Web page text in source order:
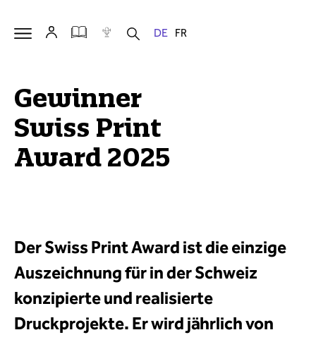
Gewinner
Swiss Print
Award 2025
Der Swiss Print Award ist die einzige
Auszeichnung für in der Schweiz
konzipierte und realisierte
Druckprojekte. Er wird jährlich von